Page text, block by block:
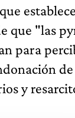
que "las
para
y